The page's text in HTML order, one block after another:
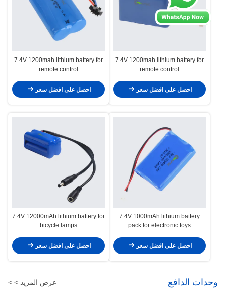
7.4V 1200mah lithium battery for
remote control
احصل على افضل سعر
7.4V 1200mah lithium battery for
remote control
احصل على افضل سعر
7.4V 1000mAh lithium battery
pack for electronic toys
احصل على افضل سعر
7.4V 12000mAh lithium battery for
bicycle lamps
احصل على افضل سعر
وحدات الدافع عرض المزيد > >